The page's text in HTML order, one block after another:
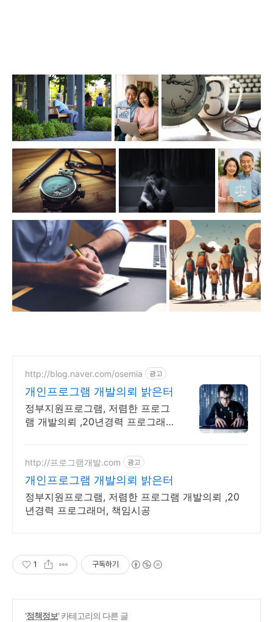
http://blog.naver.com/osemia 광고
개인프로그램 개발의뢰 밝은터
정부지원프로그램, 저렴한 프로그
램 개발의뢰 ,20년경력 프로그래
http://프로그램개발.com 광고
개인프로그램 개발의뢰 밝은터
정부지원프로그램, 저렴한 프로그램 개발의뢰 ,20
년경력 프로그래머, 책임시공
1 구독하기
'정책정보' 카테고리의 다른 글